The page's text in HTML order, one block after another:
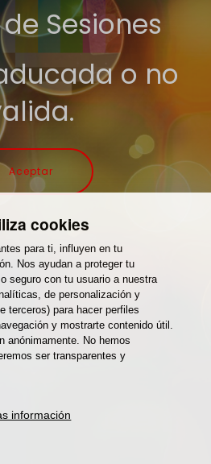
cookies
para ti, influyen en tu
Nos ayudan a proteger tu
seguro con tu usuario a nuestra
de personalización y
terceros) para hacer perfiles
y mostrarte contenido útil.
anónimamente. No hemos
ser transparentes y
información
Sesiones
o no
Aceptar